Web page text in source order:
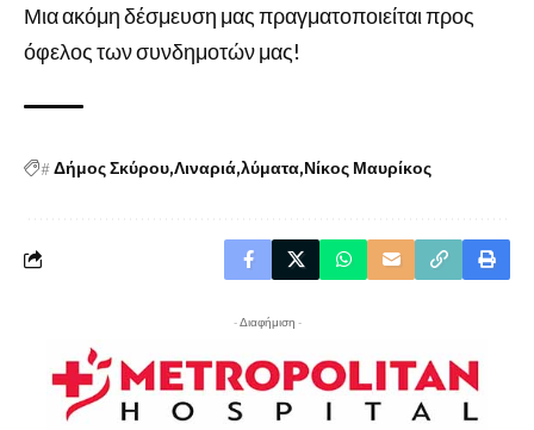
Μια ακόμη δέσμευση μας πραγματοποιείται προς
όφελος των συνδημοτών μας!
#Δήμος Σκύρου Λιναριά λύματα Νίκος Μαυρίκος
- Διαφήμιση -